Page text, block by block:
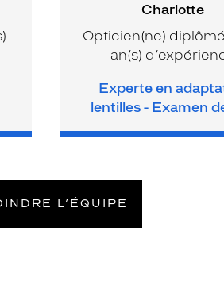
Charlotte
Opticien(ne)
an(s)
Experte en
lentilles - Examen
L’ÉQUIPE